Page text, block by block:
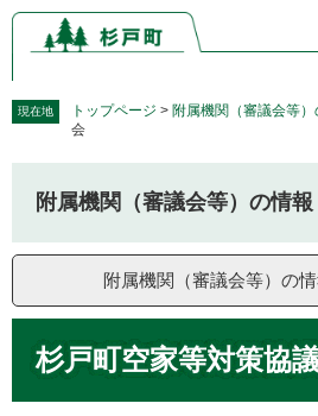
ペ
の
で
メ
ー
ば
文
現在地 トップページ > 附属機関（審議会等）
会
附属機関（審議会等）の情報
附属機関（審議会等）の
杉戸町空家等対策協